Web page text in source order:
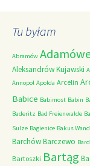
Tu byłam
Abramów
Aleksandrów Kujawski
Annopol Apolda Arcelin
Babice Babimost Babin
Baderitz Bad Freienwalde
Sulze Bagienice Bakus
BarchówBarczewo
Bartoszki Bartąg